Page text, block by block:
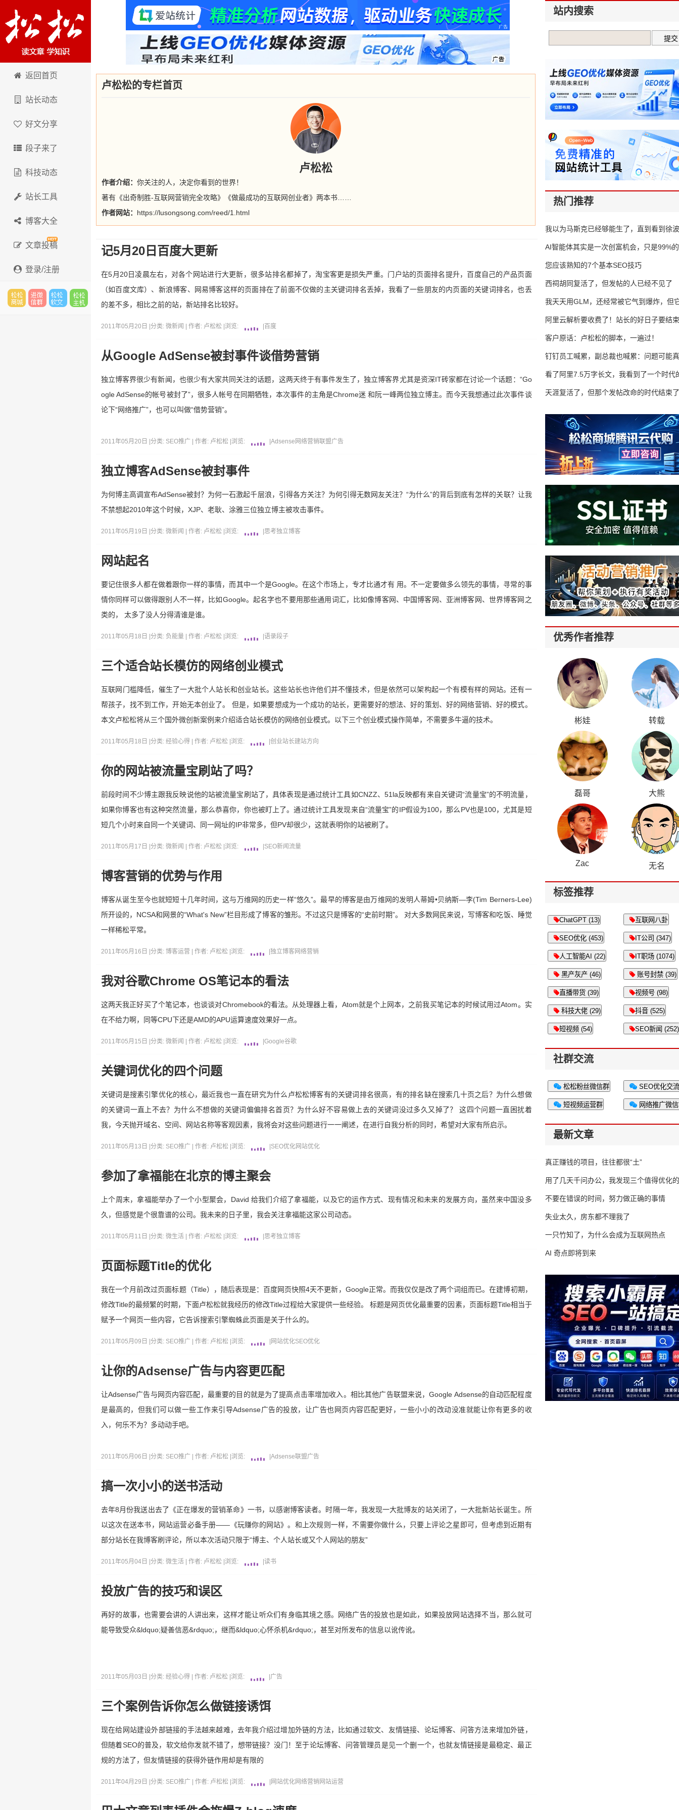
卢松松博客
返回首页
站长动态
好文分享
段子来了
科技动态
站长工具
博客大全
文章投稿
登录/注册
卢松松的专栏首页
卢松松
作者介绍： 你关注的人，决定你看到的世界！
著有《出奇制胜-互联网营销完全攻略》《做最成功的互联网创业者》两本书……
作者网站： https://lusongsong.com/reed/1.html
记5月20日百度大更新
在5月20日凌晨左右，对各个网站进行大更新，很多站排名都掉了，淘宝客更是损失严重。门户站的页面排名提升，百度自己的产品页面
（如百度文库）、新浪博客、网易博客这样的页面排在了前面不仅做的主关键词排名丢掉，我看了一些朋友的内页面的关键词排名，也丢
的差不多，相比之前的站，新站排名比较好。
2011年05月20日 | 分类: 微新闻 | 作者: 卢松松 浏览: 百度
从Google AdSense被封事件谈借势营销
独立博客界很少有新闻，也很少有大家共同关注的话题，这两天终于有事件发生了，独立博客界尤其是资深IT砖家都在讨论一个话题：“Go
ogle AdSense的帐号被封了”，很多人帐号在同期牺牲，本次事件的主角是Chrome迷 和阮一峰两位独立博主。而今天我想通过此次事件谈
论下“网络推广”，也可以叫做“借势营销”。
2011年05月20日 | 分类: SEO推广 | 作者: 卢松松 浏览: Adsense 网络营销联盟广告
独立博客AdSense被封事件
为何博主高调宣布AdSense被封？为何一石激起千层浪，引得各方关注？为何引得无数网友关注？“为什么”的背后到底有怎样的关联？让我
不禁想起2010年这个时候，XJP、老耿、涂雅三位独立博主被攻击事件。
2011年05月19日 | 分类: 微新闻 | 作者: 卢松松 浏览: 思考独立博客
网站起名
要记住很多人都在做着跟你一样的事情，而其中一个是Google。在这个市场上，专才比通才有 用。不一定要做多么领先的事情，寻常的事
情你同样可以做得跟别人不一样，比如Google。起名字也不要用那些通用词汇，比如像博客网、中国博客网、亚洲博客网、世界博客网之
类的， 太多了没人分得清谁是谁。
2011年05月18日 | 分类: 负能量 | 作者: 卢松松 浏览: 语录段子
三个适合站长模仿的网络创业模式
互联网门槛降低，催生了一大批个人站长和创业站长。这些站长也许他们并不懂技术，但是依然可以架构起一个有模有样的网站。还有一
帮孩子，找不到工作，开始无本创业了。 但是，如果要想成为一个成功的站长，更需要好的想法、好的策划、好的网络营销、好的模式。
本文卢松松将从三个国外微创新案例来介绍适合站长模仿的网络创业模式。以下三个创业模式操作简单，不需要多牛逼的技术。
2011年05月18日 | 分类: 经验心得 | 作者: 卢松松 浏览: 创业站长建站方向
你的网站被流量宝刷站了吗？
前段时间不少博主跟我反映说他的站被流量宝刷站了，具体表现是通过统计工具如CNZZ、51la反映都有来自关键词“流量宝”的不明流量，
如果你博客也有这种突然流量，那么恭喜你，你也被盯上了。通过统计工具发现来自“流量宝”的IP假设为100，那么PV也是100，尤其是短
短几个小时来自同一个关键词、同一网址的IP非常多，但PV却很少，这就表明你的站被刷了。
2011年05月17日 | 分类: 微新闻 | 作者: 卢松松 浏览: SEO新闻流量
博客营销的优势与作用
博客从诞生至今也就短短十几年时间，这与万维网的历史一样“悠久”。最早的博客是由万维网的发明人蒂姆•贝纳斯—李(Tim Berners-Lee)
所开设的，NCSA和网景的“What's New”栏目形成了博客的雏形。不过这只是博客的“史前时期”。 对大多数网民来说，写博客和吃饭、睡觉
一样稀松平常。
2011年05月16日 | 分类: 博客运营 | 作者: 卢松松 浏览: 独立博客 网络营销
我对谷歌Chrome OS笔记本的看法
这两天我正好买了个笔记本，也谈谈对Chromebook的看法。从处理器上看，Atom就是个上网本，之前我买笔记本的时候试用过Atom。实
在不给力啊，同等CPU下还是AMD的APU运算速度效果好一点。
2011年05月15日 | 分类: 微新闻 | 作者: 卢松松 浏览: Google谷歌
关键词优化的四个问题
关键词是搜素引擎优化的核心，最近我也一直在研究为什么卢松松博客有的关键词排名很高，有的排名缺在搜索几十页之后？为什么想做
的关键词一直上不去？为什么不想做的关键词偏偏排名首页？为什么好不容易做上去的关键词没过多久又掉了？ 这四个问题一直困扰着
我，今天抛开域名、空间、网站名称等客观因素，我将会对这些问题进行一一阐述，在进行自我分析的同时，希望对大家有所启示。
2011年05月13日 | 分类: SEO推广 | 作者: 卢松松 浏览: SEO优化网站优化
参加了拿福能在北京的博主聚会
上个周末，拿福能举办了一个小型聚会，David 给我们介绍了拿福能，以及它的运作方式、现有情况和未来的发展方向，虽然来中国没多
久，但感觉是个很靠谱的公司。我未来的日子里，我会关注拿福能这家公司动态。
2011年05月11日 | 分类: 微生活 | 作者: 卢松松 浏览: 思考独立博客
页面标题Title的优化
我在一个月前改过页面标题（Title），随后表现是：百度网页快照4天不更新，Google正常。而我仅仅是改了两个词组而已。在建博初期，
修改Title的最频繁的时期，下面卢松松就我经历的修改Title过程给大家提供一些经验。 标题是网页优化最重要的因素，页面标题Title相当于
赋予一个网页一些内容，它告诉搜索引擎蜘蛛此页面是关于什么的。
2011年05月09日 | 分类: SEO推广 | 作者: 卢松松 浏览: 网站优化SEO优化
让你的Adsense广告与内容更匹配
让Adsense广告与网页内容匹配，最重要的目的就是为了提高点击率增加收入。相比其他广告联盟来说，Google Adsense的自动匹配程度
是最高的，但我们可以做一些工作来引导Adsense广告的投放，让广告也网页内容匹配更好，一些小小的改动没准就能让你有更多的收
入，何乐不为？多动动手吧。
2011年05月06日 | 分类: SEO推广 | 作者: 卢松松 浏览: Adsense联盟广告
搞一次小小的送书活动
去年8月份我送出去了《正在爆发的营销革命》一书，以感谢博客读者。时隔一年，我发现一大批博友的站关闭了，一大批新站长诞生。所
以这次在送本书，网站运营必备手册——《玩赚你的网站》。和上次规则一样，不需要你做什么，只要上评论之星即可，但考虑到近期有
部分站长在我博客刷评论，所以本次活动只限于“博主、个人站长或又个人网站的朋友”
2011年05月04日 | 分类: 微生活 | 作者: 卢松松 浏览: 读书
投放广告的技巧和误区
再好的故事，也需要会讲的人讲出来，这样才能让听众们有身临其境之感。网络广告的投放也是如此，如果投放网站选择不当，那么就可
能导致受众&ldquo;疑善信恶&rdquo;，继而&ldquo;心怀杀机&rdquo;，甚至对所发布的信息以讹传讹。
2011年05月03日 | 分类: 经验心得 | 作者: 卢松松 浏览: 广告
三个案例告诉你怎么做链接诱饵
现在给网站建设外部链接的手法越来越难，去年我介绍过增加外链的方法，比如通过软文、友情链接、论坛博客、问答方法来增加外链，
但随着SEO的普及，软文给你发就不错了，想带链接？没门！至于论坛博客、问答管理员是见一个删一个，也就友情链接是最稳定、最正
规的方法了，但友情链接的获得外链作用却是有限的
2011年04月29日 | 分类: SEO推广 | 作者: 卢松松 浏览: 网站优化网络营销 网站运营
站内搜索
热门推荐
我以为马斯克已经够能生了，直到看到
AI智能体其实是一次创富机会，只是99%
错过了
您应该熟知的7个基本SEO技巧
西祠胡同复活了，但发帖的人已经不见了
我天天用GLM，还经常被它气到爆炸，但
16万亿
阿里云解析要收费了！站长的好日子要结
客户原话：卢松松的脚本，一遍过！
钉钉员工喊累，副总裁也喊累：问题可能
了
看了阿里7.5万字长文，我看到了一个时代
天涯复活了，但那个发帖改命的时代结束了
优秀作者推荐
彬娃 转载
磊哥 大熊
Zac 无名
标签推荐
ChatGPT (13) 互联网八卦
SEO优化 (453) IT公司 (347)
人工智能AI (22) IT职场 (1074)
黑产灰产 (46) 账号封禁 (39)
直播带货 (39) 视频号 (98)
科技大佬 (29) 抖音 (525)
短视频 (54) SEO新闻 (252)
社群交流
松松粉丝微信群 SEO优化交
短视频运营群 网络推广微
最新文章
真正赚钱的项目，往往都很“土”
用了几天千问办公，我发现三个值得优化
不要在错误的时间，努力做正确的事情
失业太久，房东都不理我了
一只竹知了，为什么会成为互联网热点
AI 奇点即将到来